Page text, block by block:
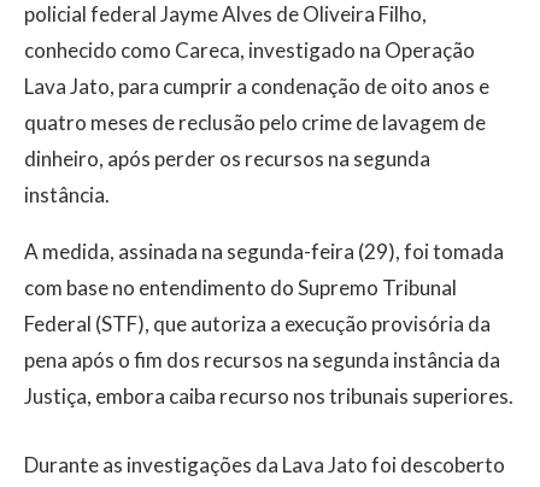
policial federal Jayme Alves de Oliveira Filho,
conhecido como Careca, investigado na Operação
Lava Jato, para cumprir a condenação de oito anos e
quatro meses de reclusão pelo crime de lavagem de
dinheiro, após perder os recursos na segunda
instância.
A medida, assinada na segunda-feira (29), foi tomada
com base no entendimento do Supremo Tribunal
Federal (STF), que autoriza a execução provisória da
pena após o fim dos recursos na segunda instância da
Justiça, embora caiba recurso nos tribunais superiores.
Durante as investigações da Lava Jato foi descoberto